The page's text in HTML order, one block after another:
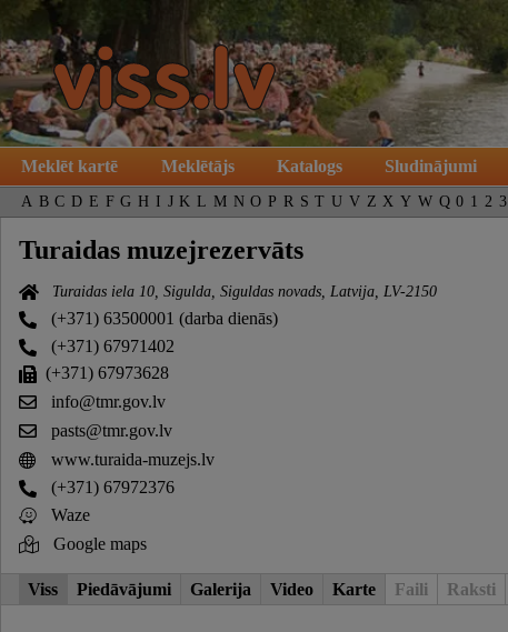
Meklēt kartē Meklētājs Katalogs Sludinājumi
A B C D E F G H I J K L M N O P R S T U V Z X Y W Q 0 1 2 3
Turaidas muzejrezervāts
Turaidas iela 10, Sigulda, Siguldas novads, Latvija, LV-2150
(+371) 63500001 (darba dienās)
(+371) 67971402
(+371) 67973628
info@tmr.gov.lv
pasts@tmr.gov.lv
www.turaida-muzejs.lv
(+371) 67972376
Waze
Google maps
Viss Piedāvājumi Galerija Video Karte Faili Raksti